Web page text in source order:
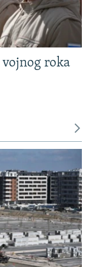
vojnog roka